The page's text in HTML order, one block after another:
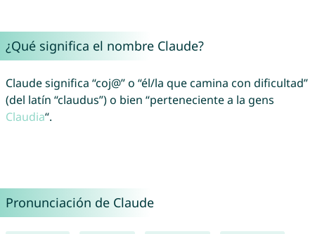
¿Qué significa el nombre Claude?
Claude significa “coj@” o “él/la que camina con dificultad”
(del latín “claudus”) o bien “perteneciente a la gens
Claudia“.
Pronunciación de Claude